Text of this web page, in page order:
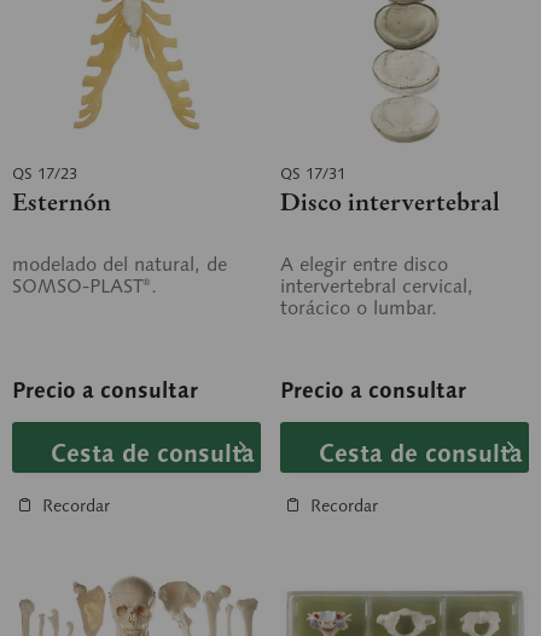
QS 17/23
Esternón
modelado del natural, de
SOMSO-PLAST®.
Precio a consultar
Cesta de consulta
Recordar
QS 17/31
Disco intervertebral
A elegir entre disco
intervertebral cervical,
torácico o lumbar.
Precio a consultar
Cesta de consulta
Recordar